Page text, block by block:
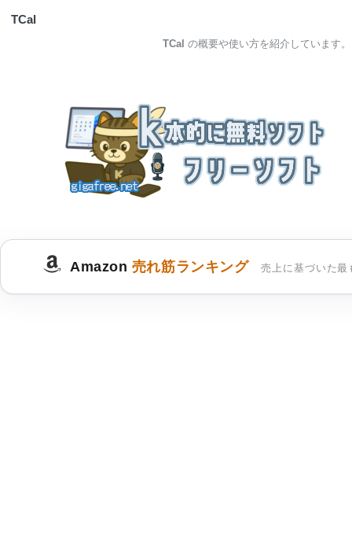
TCal
TCal の概要や使い方を紹介しています。
Amazon 売れ筋ランキング 売上に基づいた最